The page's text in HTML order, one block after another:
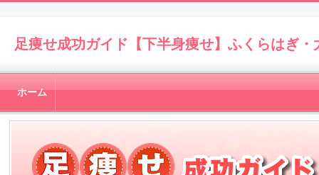
足痩せ成功ガイド【下半身痩せ】ふくらはぎ
ホーム